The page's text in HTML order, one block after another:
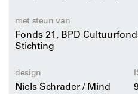
aanwezigheid vast en
Samen belichten deze
machtsstructuren,
Acid Cloudsspoort lezers
met steun van
Fonds 21, BPD
Stichting
design
Niels Schrader / Mind